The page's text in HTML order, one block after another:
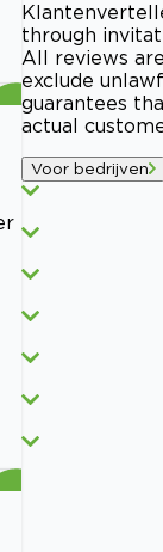
through
All reviews
exclude
guarantees
actual
Voor bedrijven